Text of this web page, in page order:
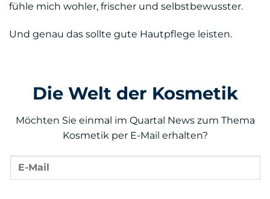
fühle mich wohler, frischer und selbstbewusster.
Und genau das sollte gute Hautpflege leisten.
Die Welt der Kosmetik
Möchten Sie einmal im Quartal News zum Thema
Kosmetik per E-Mail erhalten?